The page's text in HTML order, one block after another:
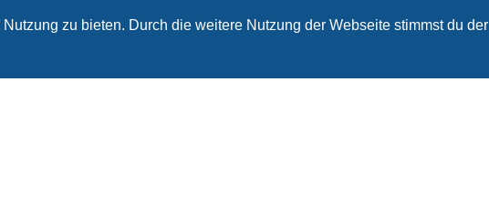
zu bieten. Durch die weitere Nutzung der Webseite stimmst du der